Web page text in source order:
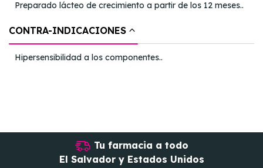
Preparado lácteo de crecimiento a partir de los 12 meses..
CONTRA-INDICACIONES
Hipersensibilidad a los componentes..
Tu farmacia a todo
El Salvador y Estados Unidos